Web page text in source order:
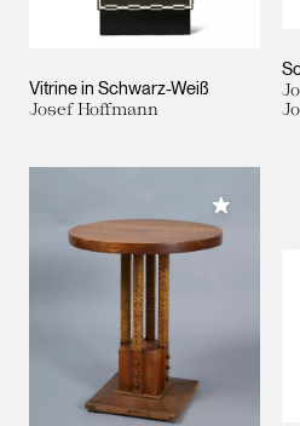
Vitrine in Schwarz-Weiß
Josef Hoffmann
Meiner